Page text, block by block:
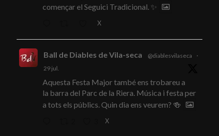
començar el Seguici Tradicional. ✨
X
Ball de Diables de Vila-seca @diablesvilaseca
·
29 jul.
Aquesta Festa Major també ens trobareu a
la barra del Parc de la Riera. Música i festa per
a tots els públics. Quin dia ens veurem? 🍻
X